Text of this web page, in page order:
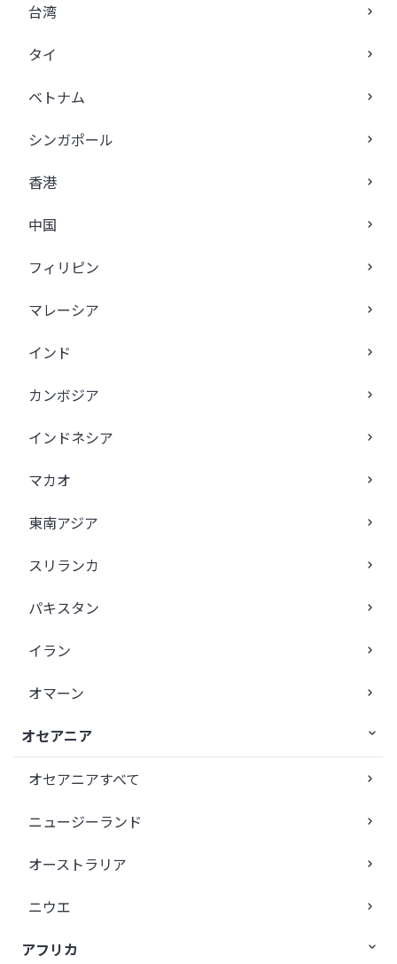
台湾
タイ
ベトナム
シンガポール
香港
中国
フィリピン
マレーシア
インド
カンボジア
インドネシア
マカオ
東南アジア
スリランカ
パキスタン
イラン
オマーン
オセアニア
オセアニアすべて
ニュージーランド
オーストラリア
ニウエ
アフリカ